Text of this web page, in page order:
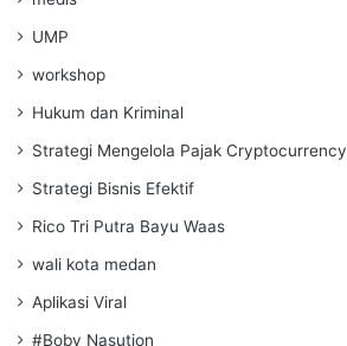
UMP
workshop
Hukum dan Kriminal
Strategi Mengelola Pajak Cryptocurrency
Strategi Bisnis Efektif
Rico Tri Putra Bayu Waas
wali kota medan
Aplikasi Viral
#Boby Nasution